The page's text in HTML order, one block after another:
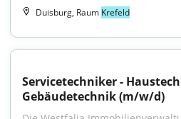
Duisburg, Raum Krefeld
Servicetechniker -
Gebäudetechnik (m/w/d)